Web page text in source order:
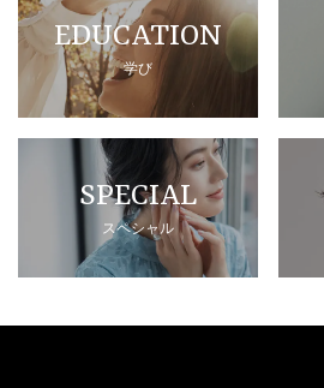
EDUCATION
学び
SPECIAL
スペシャル